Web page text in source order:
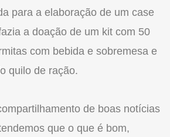
para a elaboração de um case
a doação de um kit com 50
com bebida e sobremesa e
quilo de ração.
de boas notícias
que o que é bom,